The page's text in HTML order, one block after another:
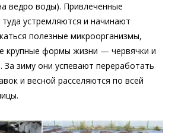
ведро воды). Привлеченные
устремляются и начинают
полезные микроорганизмы,
крупные формы жизни — червячки и
За зиму они успевают переработать
и весной расселяются по всей